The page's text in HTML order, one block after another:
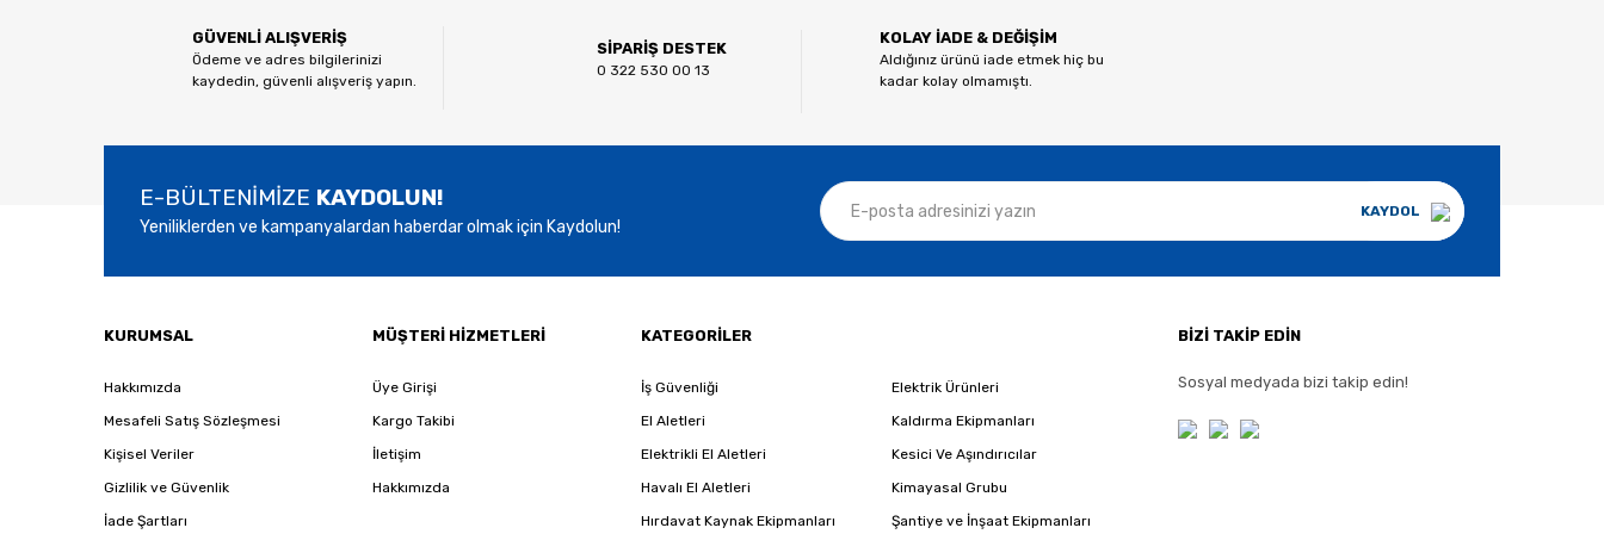
Ürün açıklamasında eksik bilgiler bulunuyor.
Ürün bilgilerinde hatalar bulunuyor.
GÜVENLİ ALIŞVERİŞ
Ödeme ve adres bilgilerinizi
kaydedin, güvenli alışveriş yapın.
SİPARİŞ DESTEK
0 322 530 00 13
KOLAY İADE & DEĞİŞİM
Aldığınız ürünü iade etmek hiç bu
kadar kolay olmamıştı.
E-BÜLTENİMİZE KAYDOLUN!
Yeniliklerden ve kampanyalardan haberdar olmak için Kaydolun!
KAYDOL
KURUMSAL
Hakkımızda
Mesafeli Satış Sözleşmesi
Kişisel Veriler
Gizlilik ve Güvenlik
İade Şartları
MÜŞTERİ HİZMETLERİ
Üye Girişi
Kargo Takibi
İletişim
Hakkımızda
KATEGORİLER
İş Güvenliği
Elektrik Ürünleri
El Aletleri
Kaldırma Ekipmanları
Elektrikli El Aletleri
Kesici Ve Aşındırıcılar
Havalı El Aletleri
Kimayasal Grubu
Hırdavat Kaynak Ekipmanları
Şantiye ve İnşaat Ekipmanları
BİZİ TAKİP EDİN
Sosyal medyada bizi takip edin!